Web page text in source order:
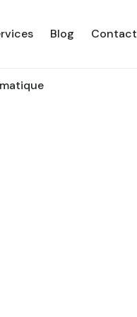
Blog Contact